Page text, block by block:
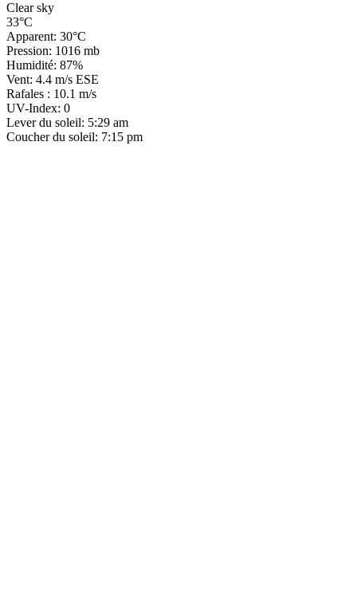
Clear sky
33°C
Apparent: 30°C
Pression: 1016 mb
Humidité: 87%
Vent: 4.4 m/s ESE
Rafales : 10.1 m/s
UV-Index: 0
Lever du soleil: 5:29 am
Coucher du soleil: 7:15 pm